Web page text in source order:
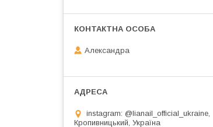
Александра
instagram: @lianail_official_ukraine,
Кропивницький, Україна